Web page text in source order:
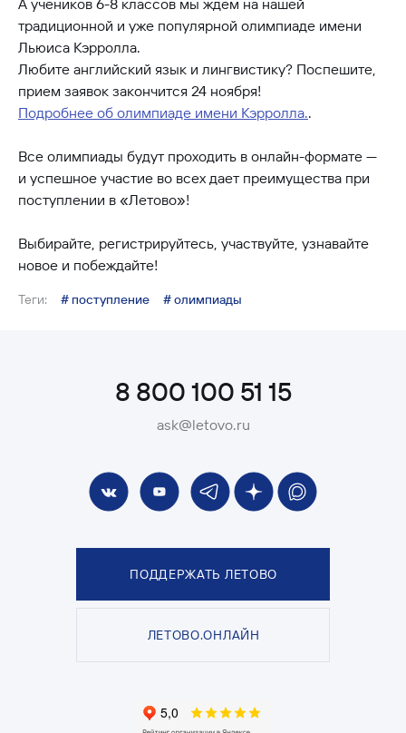
А учеников 6-8 классов мы ждем на нашей
традиционной и уже популярной олимпиаде имени
Льюиса Кэрролла.
Любите английский язык и лингвистику? Поспешите,
прием заявок закончится 24 ноября!
Подробнее об олимпиаде имени Кэрролла..
Все олимпиады будут проходить в онлайн-формате —
и успешное участие во всех дает преимущества при
поступлении в «Летово»!
Выбирайте, регистрируйтесь, участвуйте, узнавайте
новое и побеждайте!
Теги: # поступление # олимпиады
8 800 100 51 15
ask@letovo.ru
ПОДДЕРЖАТЬ ЛЕТОВО
ЛЕТОВО.ОНЛАЙН